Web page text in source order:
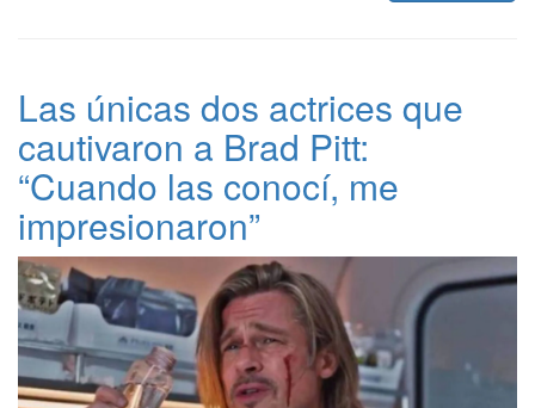
Las únicas dos actrices que
cautivaron a Brad Pitt:
“Cuando las conocí, me
impresionaron”